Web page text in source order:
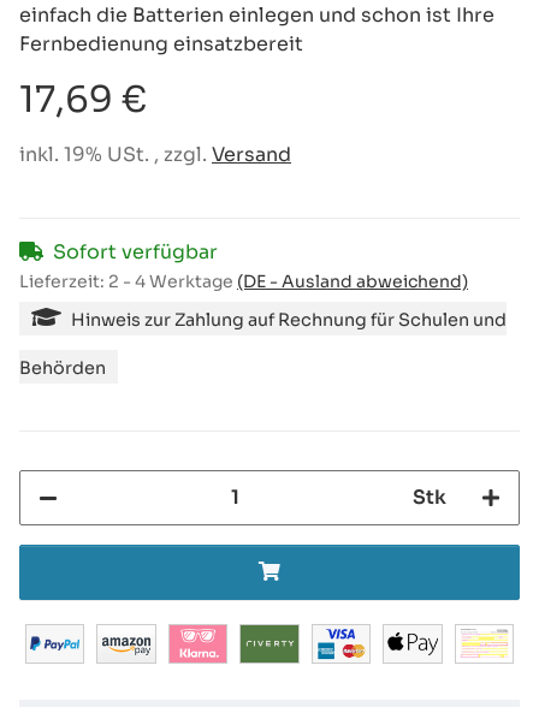
einfach die Batterien einlegen und schon ist Ihre
Fernbedienung einsatzbereit
17,69 €
inkl. 19% USt. , zzgl. Versand
Sofort verfügbar
Lieferzeit: 2 - 4 Werktage (DE - Ausland abweichend)
Hinweis zur Zahlung auf Rechnung für Schulen und
Behörden
Stk